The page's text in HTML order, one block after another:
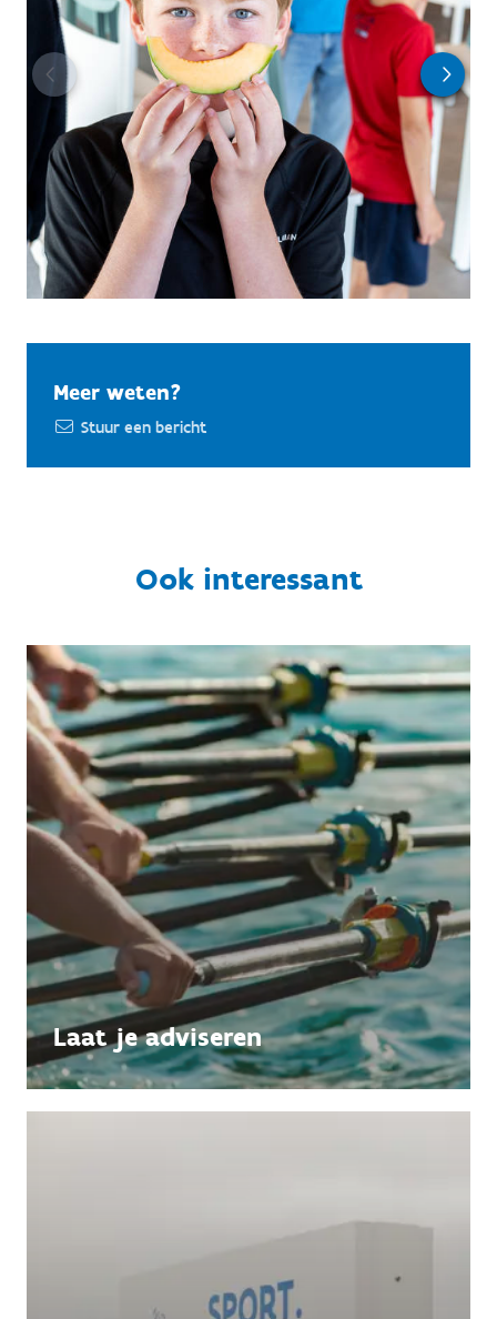
Meer weten?
Stuur een bericht
Ook interessant
Laat je adviseren